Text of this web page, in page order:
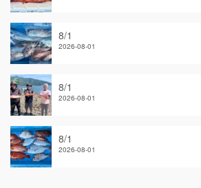
8/1
2026-08-01
8/1
2026-08-01
8/1
2026-08-01